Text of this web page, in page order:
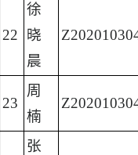
22
徐
晓
晨
23
周
楠
张